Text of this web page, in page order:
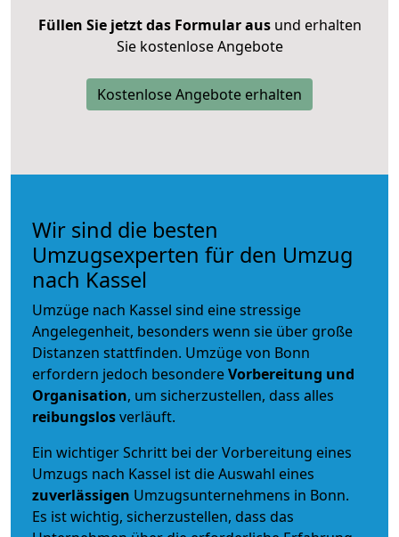
Füllen Sie jetzt das Formular ausund erhalten
Sie kostenlose Angebote
Kostenlose Angebote erhalten
Wir sind die besten
Umzugsexperten für den Umzug
nach Kassel
Umzüge nach Kassel sind eine stressige
Angelegenheit, besonders wenn sie über große
Distanzen stattfinden. Umzüge von Bonn
erfordern jedoch besondereVorbereitung und
Organisation, um sicherzustellen, dass alles
reibungslosverläuft.
Ein wichtiger Schritt bei der Vorbereitung eines
Umzugs nach Kassel ist die Auswahl eines
zuverlässigen Umzugsunternehmens in Bonn.
Es ist wichtig, sicherzustellen, dass das